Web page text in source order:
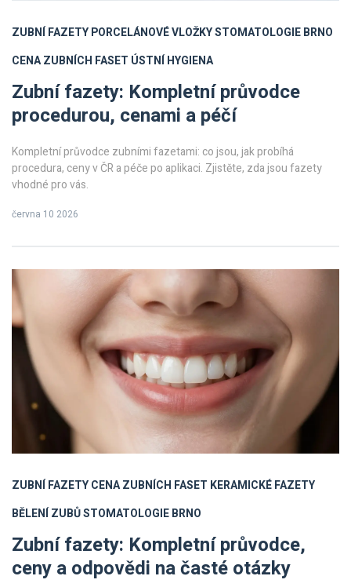
ZUBNÍ FAZETYPORCELÁNOVÉ VLOŽKYSTOMATOLOGIE BRNO
CENA ZUBNÍCH FASET ÚSTNÍ HYGIENA
Zubní fazety: Kompletní průvodce
procedurou, cenami a péčí
Kompletní průvodce zubními fazetami: co jsou, jak probíhá
procedura, ceny v ČR a péče po aplikaci. Zjistěte, zda jsou fazety
vhodné pro vás.
června 10 2026
ZUBNÍ FAZETYCENA ZUBNÍCH FASET KERAMICKÉ FAZETY
BĚLENÍ ZUBŮSTOMATOLOGIE BRNO
Zubní fazety: Kompletní průvodce,
ceny a odpovědi na časté otázky